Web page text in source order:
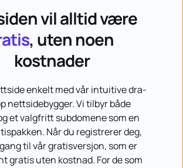
, uten noen
kostnader
enkelt med vår intuitive dra-
nettsidebygger. Vi tilbyr både
et valgfritt subdomene som en
Når du registrerer deg,
til vår gratisversjon, som er
gratis uten kostnad. For de som